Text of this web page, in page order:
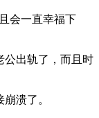
会一直幸福下
公出轨了，而且时
溃了。